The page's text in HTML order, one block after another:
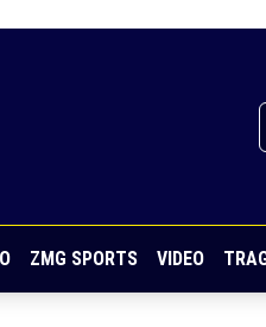
ZMG SPORTS VIDEO